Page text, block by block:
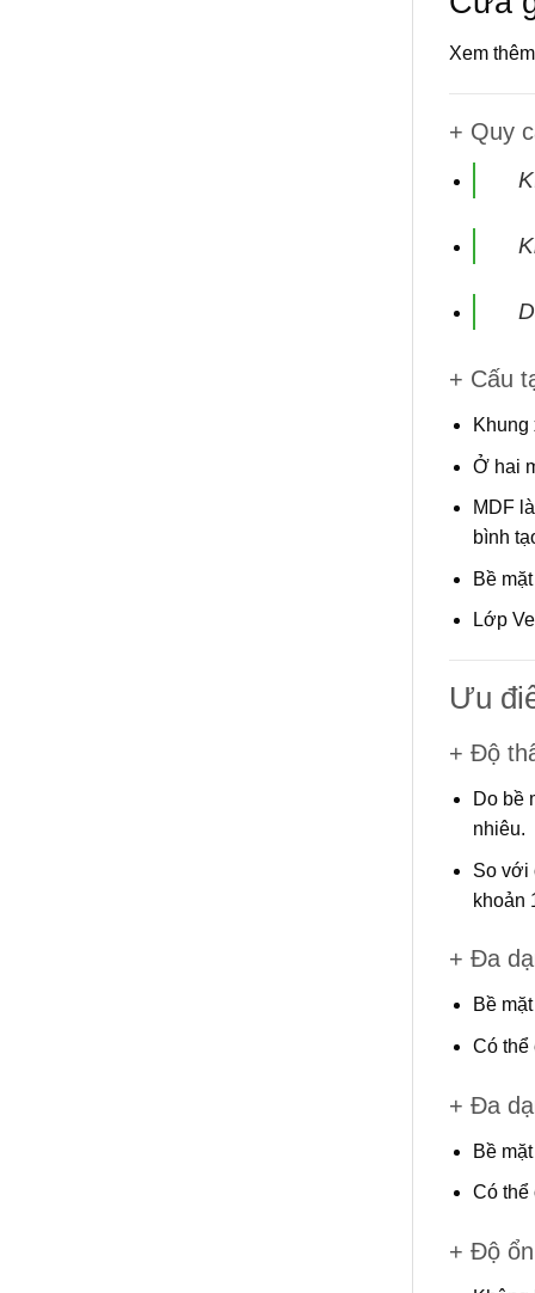
Xem
+ Quy
+ Cấu
Ở hai
MDF
bình
Bề
Lớp
Ưu
+ Độ
Do bề
nhiêu.
So với
khoản
+ Đa
Bề
Có thể
+ Đa
Bề
Có thể
+ Độ